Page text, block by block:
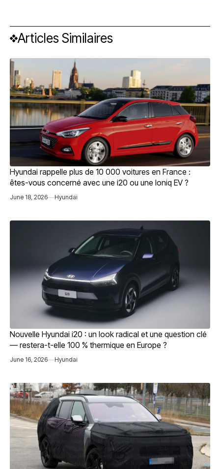
Articles Similaires
Hyundai rappelle plus de 10 000 voitures en France :
êtes-vous concerné avec une i20 ou une Ioniq EV ?
June 18, 2026 Hyundai
Nouvelle Hyundai i20 : un look radical et une question clé
— restera-t-elle 100 % thermique en Europe ?
June 16, 2026 Hyundai